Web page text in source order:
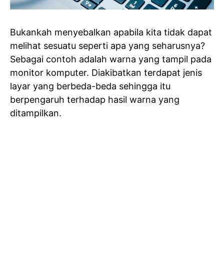
Bukankah menyebalkan apabila kita tidak dapat
melihat sesuatu seperti apa yang seharusnya?
Sebagai contoh adalah warna yang tampil pada
monitor komputer. Diakibatkan terdapat jenis
layar yang berbeda-beda sehingga itu
berpengaruh terhadap hasil warna yang
ditampilkan.